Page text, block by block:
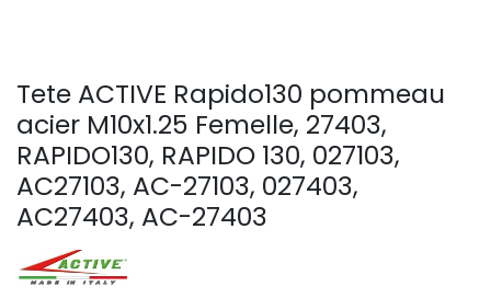
Tete ACTIVE Rapido130 pommeau
acier M10x1.25 Femelle, 27403,
RAPIDO130, RAPIDO 130, 027103,
AC27103, AC-27103, 027403,
AC27403, AC-27403